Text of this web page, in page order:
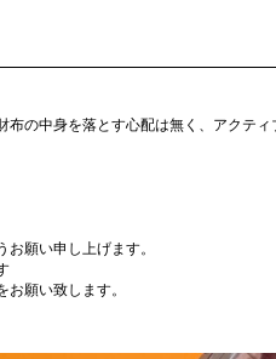
の中身を落とす心配は無く、アクティ
願い申し上げます。
願い致します。